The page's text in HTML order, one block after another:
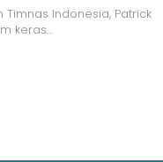
Indonesia, Patrick
keras…